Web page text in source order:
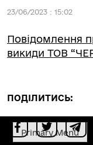
23/06/2023 : 15:02
Повідомлення
викиди ТОВ
ПОДІЛИТИСЬ:
Primary Menu